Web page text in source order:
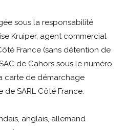
sous la responsabilité
Kruiper, agent commercial
France (sans détention de
de Cahors sous le numéro
carte de démarchage
SARL Côté France.
anglais, allemand